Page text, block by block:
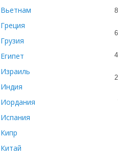
Вьетнам
Греция
Грузия
Египет
Израиль
Индия
Иордания
Испания
Кипр
Китай